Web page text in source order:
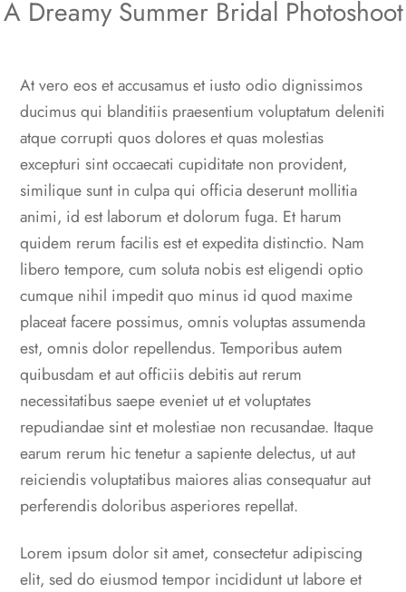
A Dreamy Summer Bridal Photoshoot
At vero eos et accusamus et iusto odio dignissimos
ducimus qui blanditiis praesentium voluptatum deleniti
atque corrupti quos dolores et quas molestias
excepturi sint occaecati cupiditate non provident,
similique sunt in culpa qui officia deserunt mollitia
animi, id est laborum et dolorum fuga. Et harum
quidem rerum facilis est et expedita distinctio. Nam
libero tempore, cum soluta nobis est eligendi optio
cumque nihil impedit quo minus id quod maxime
placeat facere possimus, omnis voluptas assumenda
est, omnis dolor repellendus. Temporibus autem
quibusdam et aut officiis debitis aut rerum
necessitatibus saepe eveniet ut et voluptates
repudiandae sint et molestiae non recusandae. Itaque
earum rerum hic tenetur a sapiente delectus, ut aut
reiciendis voluptatibus maiores alias consequatur aut
perferendis doloribus asperiores repellat.
Lorem ipsum dolor sit amet, consectetur adipiscing
elit, sed do eiusmod tempor incididunt ut labore et